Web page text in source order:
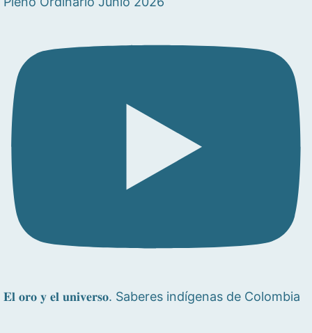
𝐄𝐥 𝐨𝐫𝐨 𝐲 𝐞𝐥 𝐮𝐧𝐢𝐯𝐞𝐫𝐬𝐨. Saberes indígenas de Colombia